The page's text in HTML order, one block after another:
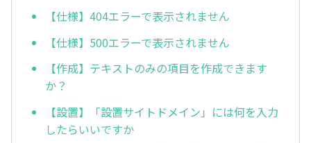
【仕様】404エラーで表示されません
【仕様】500エラーで表示されません
【作成】テキストのみの項目を作成できます
か？
【設置】「設置サイトドメイン」には何を入力
したらいいですか